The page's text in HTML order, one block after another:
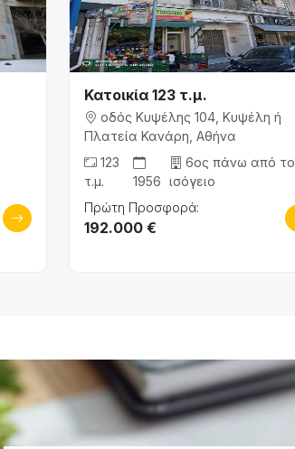
Κατοικία 123 τ.μ.
οδός Κυψέλης 104, Κυψέλη ή
Πλατεία Κανάρη, Αθήνα
123
τ.μ.
1956
6ος πάνω από το
ισόγειο
Πρώτη Προσφορά:
192.000 €